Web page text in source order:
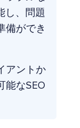
し、問題
備ができ
アントか
能なSEO